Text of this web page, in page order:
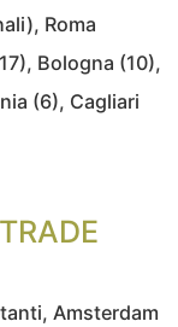
Roma
Bologna (10),
(6), Cagliari
Amsterdam